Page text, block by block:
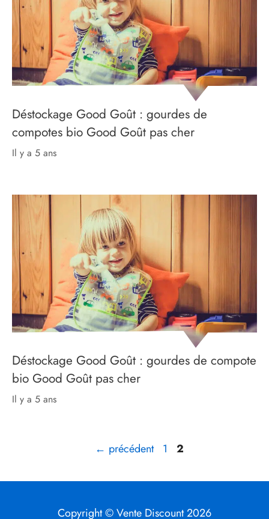
Déstockage Good Goût : gourdes de
compotes bio Good Goût pas cher
il y a 5 ans
Déstockage Good Goût : gourdes de compote
bio Good Goût pas cher
il y a 5 ans
← précédent Page
1 Page
2
Copyright © Vente Discount 2026